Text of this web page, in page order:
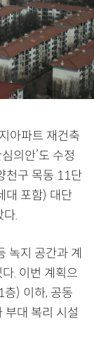
아파트 재건축
의안’도 수정
천구 목동 11단
대 포함) 대단
.
녹지 공간과 계
. 이번 계획으
) 이하, 공동
대 복리 시설